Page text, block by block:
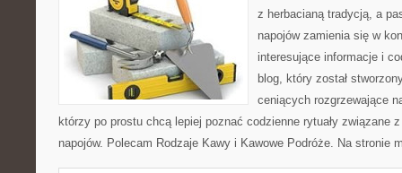
z herbacianą tradycją, a
napojów zamienia się w
interesujące informacje i
blog, który został
ceniących rozgrzewające
którzy po prostu chcą lepiej poznać codzienne rytuały związane
napojów. Polecam Rodzaje Kawy i Kawowe Podróże. Na stronie